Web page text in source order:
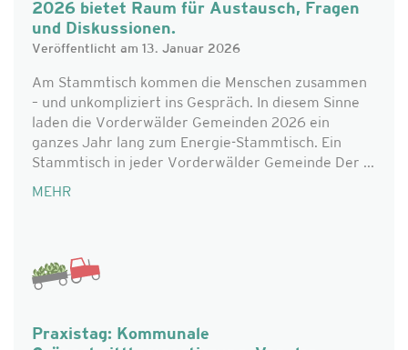
2026 bietet Raum für Austausch, Fragen
und Diskussionen.
Veröffentlicht am 13. Januar 2026
Am Stammtisch kommen die Menschen zusammen
– und unkompliziert ins Gespräch. In diesem Sinne
laden die Vorderwälder Gemeinden 2026 ein
ganzes Jahr lang zum Energie-Stammtisch. Ein
Stammtisch in jeder Vorderwälder Gemeinde Der ...
MEHR
Praxistag: Kommunale